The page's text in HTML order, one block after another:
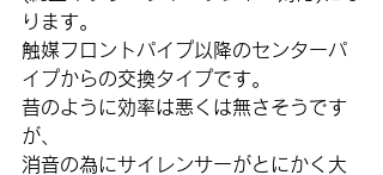
ります。
触媒フロントパイプ以降のセンターパ
イプからの交換タイプです。
昔のように効率は悪くは無さそうです
が、
消音の為にサイレンサーがとにかく大